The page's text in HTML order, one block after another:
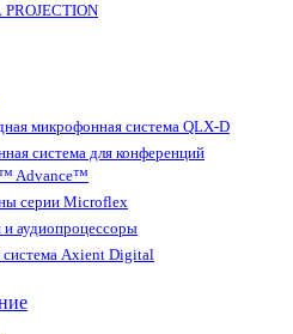
микрофонная система QLX-D
система для конференций
Advance™
серии Microflex
аудиопроцессоры
Axient Digital